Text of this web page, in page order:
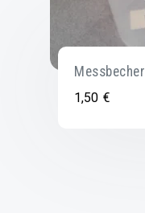
Messbecher
1,50€